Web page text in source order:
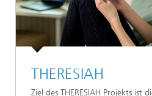
THERESIAH
Ziel des THERESIAH Projekts ist